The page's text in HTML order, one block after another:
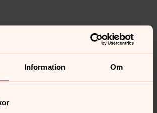
Information Om
2023
frågor på sidans